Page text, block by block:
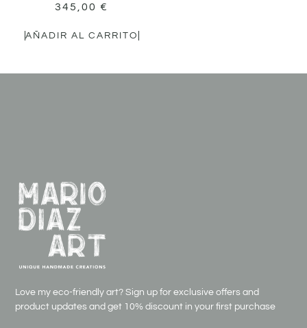
345,00€
AÑADIR AL CARRITO
Love my eco-friendly art? Sign up for exclusive offers and
product updates and get 10% discount in your first purchase